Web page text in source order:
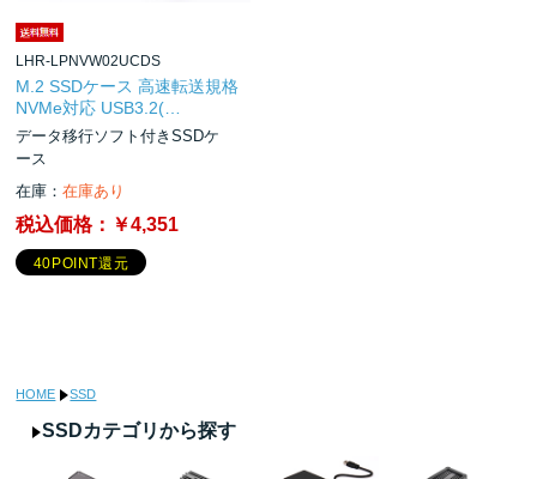
LHR-LPNVW02UCDS
M.2 SSDケース 高速転送規格
NVMe対応 USB3.2(…
データ移行ソフト付きSSDケ
ース
在庫：在庫あり
税込価格： ￥4,351
40POINT還元
HOME SSD
SSDカテゴリから探す